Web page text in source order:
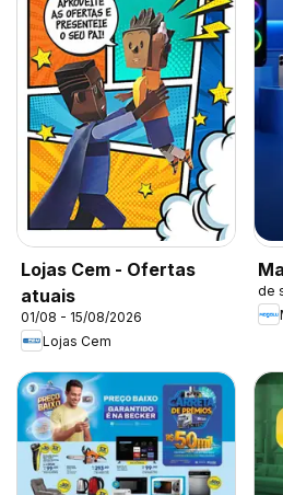
Lojas Cem - Ofertas
atuais
01/08 - 15/08/2026
Lojas Cem
de